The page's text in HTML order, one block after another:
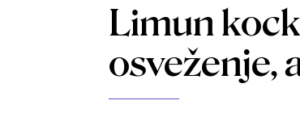
Limun
osveženje,